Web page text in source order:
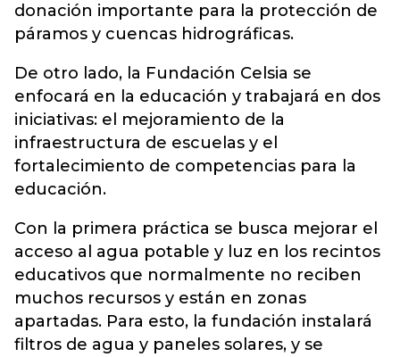
donación importante para la protección de
páramos y cuencas hidrográficas.
De otro lado, la Fundación Celsia se
enfocará en la educación y trabajará en dos
iniciativas: el mejoramiento de la
infraestructura de escuelas y el
fortalecimiento de competencias para la
educación.
Con la primera práctica se busca mejorar el
acceso al agua potable y luz en los recintos
educativos que normalmente no reciben
muchos recursos y están en zonas
apartadas. Para esto, la fundación instalará
filtros de agua y paneles solares, y se